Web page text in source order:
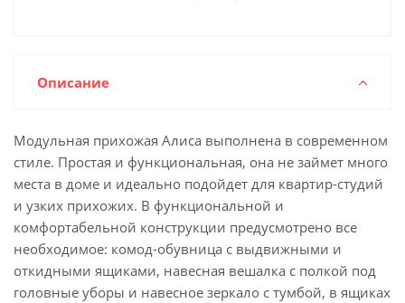
Описание
Модульная прихожая Алиса выполнена в современном
стиле. Простая и функциональная, она не займет много
места в доме и идеально подойдет для квартир-студий
и узких прихожих. В функциональной и
комфортабельной конструкции предусмотрено все
необходимое: комод-обувница с выдвижными и
откидными ящиками, навесная вешалка с полкой под
головные уборы и навесное зеркало с тумбой, в ящиках